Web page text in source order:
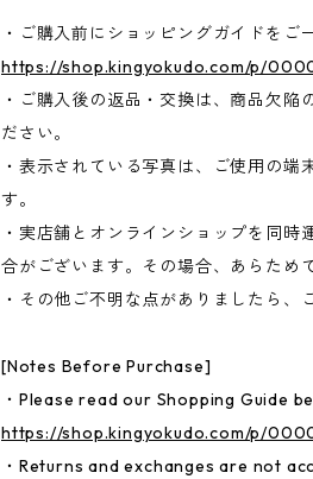
・ご購入前にショッピングガイドをご
https://shop.kingyokudo.com/p/
・ご購入後の返品・交換は、商品欠陥
ださい。
・表示されている写真は、ご使用の
す。
・実店舗とオンラインショップを同
合がございます。その場合、あらため
・その他ご不明な点がありましたら、
[Notes Before Purchase]
・Please read our Shopping Guide
https://shop.kingyokudo.com/p/
・Returns and exchanges are not